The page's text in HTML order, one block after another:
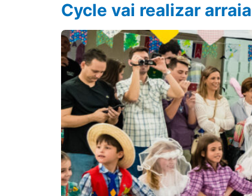
Cycle vai realizar